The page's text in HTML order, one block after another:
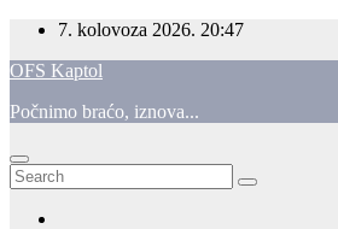
Skip
content
7. kolovoza 2026. 20:47
OFS Kaptol
Počnimo braćo, iznova...